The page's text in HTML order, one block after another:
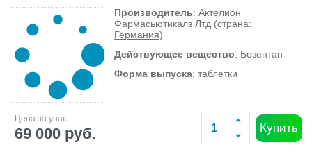
Производитель: Актелион
Фармасьютикалз Лтд (страна:
Германия)
Действующее вещество: Бозентан
Форма выпуска: таблетки
Цена за упак.
69 000 руб. Купить